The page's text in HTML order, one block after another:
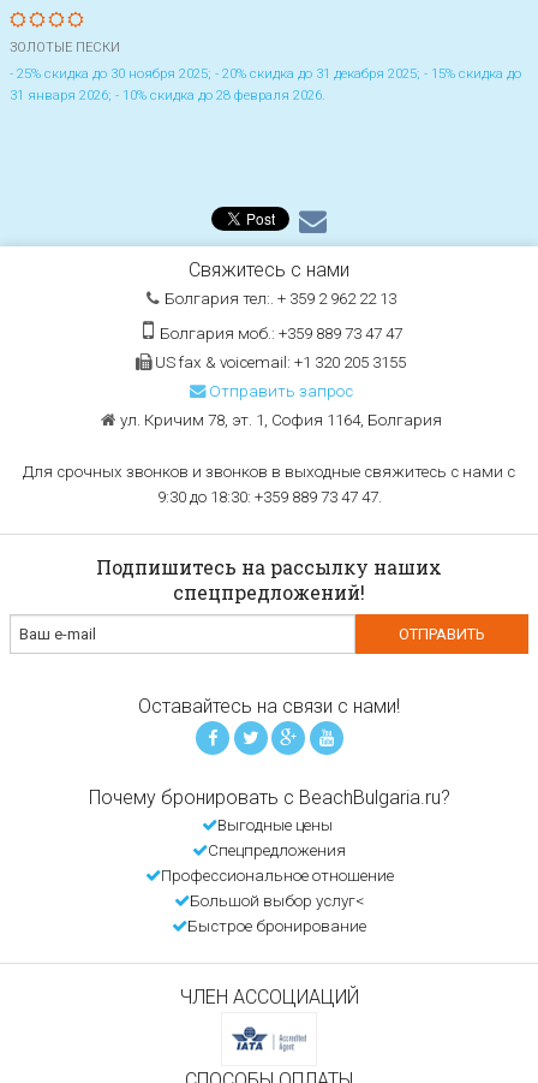
ЗОЛОТЫЕ ПЕСКИ
- 25% скидка до 30 ноября 2025; - 20% скидка до 31 декабря 2025; - 15% скидка до
31 января 2026; - 10% скидка до 28 февраля 2026.
Свяжитесь с нами
Болгария тел:. + 359 2 962 22 13
Болгария моб.: +359 889 73 47 47
US fax & voicemail: +1 320 205 3155
Отправить запрос
ул. Кричим 78, эт. 1, София 1164, Болгария
Для срочных звонков и звонков в выходные свяжитесь с нами с
9:30 до 18:30: +359 889 73 47 47.
Подпишитесь на рассылку наших
спецпредложений!
Оставайтесь на связи с нами!
Почему бронировать с BeachBulgaria.ru?
Выгодные цены
Спецпредложения
Профессиональное отношение
Большой выбор услуг<
Быстрое бронирование
ЧЛЕН АССОЦИАЦИЙ